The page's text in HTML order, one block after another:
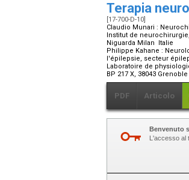
Terapia
[17-700-D-10]
Claudio Munari :
Institut de
Niguarda Milan Italie
Philippe Kahane :
l'épilepsie, secteur
Laboratoire de
BP 217 X, 38043
PDF Articolo
Benvenuto
L'accesso al